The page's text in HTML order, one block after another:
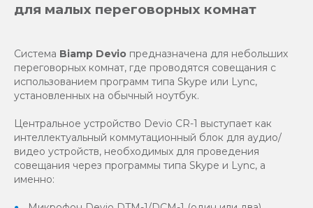
для малых переговорных комнат
Система Biamp Devio предназначена для небольших
переговорных комнат, где проводятся совещания с
использованием программ типа Skype или Lync,
установленных на обычный ноутбук.
Центральное устройство Devio CR-1 выступает как
интеллектуальный коммутационный блок для аудио/
видео устройств, необходимых для проведения
совещания через программы типа Skype и Lync, а
именно: